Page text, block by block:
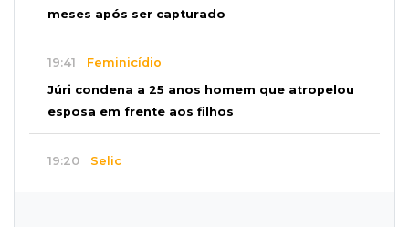
meses após ser capturado
19:41 Feminicídio
Júri condena a 25 anos homem que atropelou
esposa em frente aos filhos
19:20 Selic